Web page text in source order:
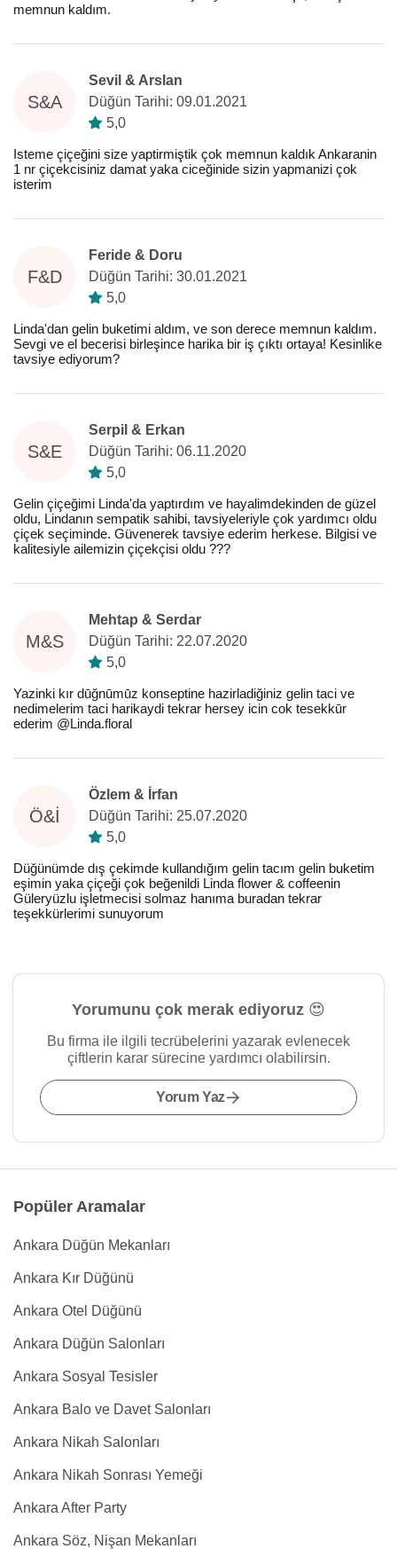
memnun kaldım.
S&A
Sevil & Arslan
Düğün Tarihi: 09.01.2021
5,0
Isteme çiçeğini size yaptirmiştik çok memnun kaldık Ankaranin
1 nr çiçekcisiniz damat yaka ciceğinide sizin yapmanizi çok
isterim
F&D
Feride & Doru
Düğün Tarihi: 30.01.2021
5,0
Linda'dan gelin buketimi aldım, ve son derece memnun kaldım.
Sevgi ve el becerisi birleşince harika bir iş çıktı ortaya! Kesinlike
tavsiye ediyorum?
S&E
Serpil & Erkan
Düğün Tarihi: 06.11.2020
5,0
Gelin çiçeğimi Linda'da yaptırdım ve hayalimdekinden de güzel
oldu, Lindanın sempatik sahibi, tavsiyeleriyle çok yardımcı oldu
çiçek seçiminde. Güvenerek tavsiye ederim herkese. Bilgisi ve
kalitesiyle ailemizin çiçekçisi oldu ???
M&S
Mehtap & Serdar
Düğün Tarihi: 22.07.2020
5,0
Yazinki kır dūğnūmūz konseptine hazirladiğiniz gelin taci ve
nedimelerim taci harikaydi tekrar hersey icin cok tesekkūr
ederim @Linda.floral
Ö&İ
Özlem & İrfan
Düğün Tarihi: 25.07.2020
5,0
Düğünümde dış çekimde kullandığım gelin tacım gelin buketim
eşimin yaka çiçeği çok beğenildi Linda flower & coffeenin
Güleryüzlu işletmecisi solmaz hanıma buradan tekrar
teşekkürlerimi sunuyorum
Yorumunu çok merak ediyoruz 😍
Bu firma ile ilgili tecrübelerini yazarak evlenecek
çiftlerin karar sürecine yardımcı olabilirsin.
Yorum Yaz
Popüler Aramalar
Ankara Düğün Mekanları
Ankara Kır Düğünü
Ankara Otel Düğünü
Ankara Düğün Salonları
Ankara Sosyal Tesisler
Ankara Balo ve Davet Salonları
Ankara Nikah Salonları
Ankara Nikah Sonrası Yemeği
Ankara After Party
Ankara Söz, Nişan Mekanları